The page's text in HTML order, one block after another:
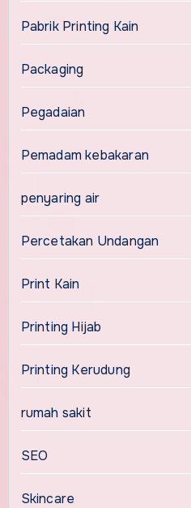
Pabrik Printing Kain
Packaging
Pegadaian
Pemadam kebakaran
penyaring air
Percetakan Undangan
Print Kain
Printing Hijab
Printing Kerudung
rumah sakit
SEO
Skincare